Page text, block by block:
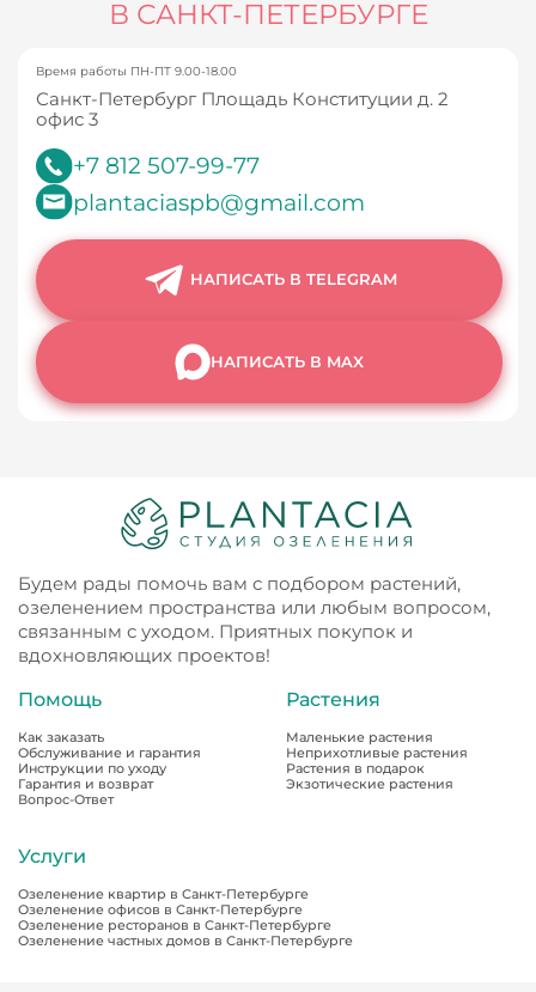
В САНКТ-ПЕТЕРБУРГЕ
Время работы ПН-ПТ 9.00-18.00
Санкт-Петербург Площадь Конституции д. 2
офис 3
+7 812 507-99-77
plantaciaspb@gmail.com
НАПИСАТЬ В TELEGRAM
НАПИСАТЬ В MAX
Будем рады помочь вам с подбором растений,
озеленением пространства или любым вопросом,
связанным с уходом. Приятных покупок и
вдохновляющих проектов!
Помощь
Как заказать
Обслуживание и гарантия
Инструкции по уходу
Гарантия и возврат
Вопрос-Ответ
Растения
Маленькие растения
Неприхотливые растения
Растения в подарок
Экзотические растения
Услуги
Озеленение квартир в Санкт-Петербурге
Озеленение офисов в Санкт-Петербурге
Озеленение ресторанов в Санкт-Петербурге
Озеленение частных домов в Санкт-Петербурге